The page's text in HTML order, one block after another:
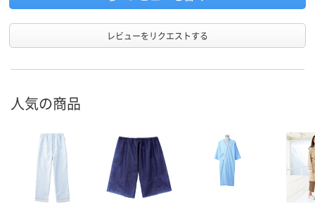
レビューをリクエストする
人気の商品